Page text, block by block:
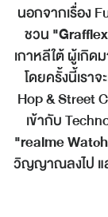
นอกจากเรื่อง
ชวน "
เกาหลีใต้ ผู้เกิ
โดยครั้งนี้เรา
Hop & Street
เข้ากับ
"realme
วิญญาณลงไป แ